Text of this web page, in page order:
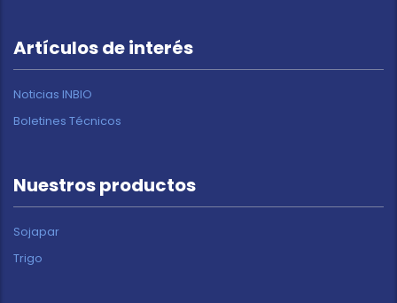
Artículos de interés
Noticias INBIO
Boletines Técnicos
Nuestros productos
Sojapar
Trigo